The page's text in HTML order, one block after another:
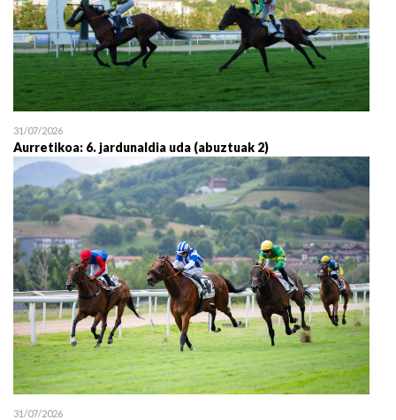
31/07/2026
Aurretikoa: 6. jardunaldia uda (abuztuak 2)
31/07/2026